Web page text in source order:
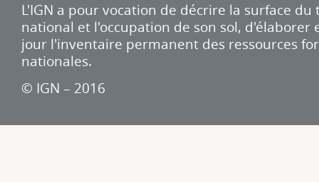
L'IGN a pour vocation de décrire la surface
national et l'occupation de son sol, d'élaborer
jour l'inventaire permanent des ressources
nationales.
© IGN – 2016